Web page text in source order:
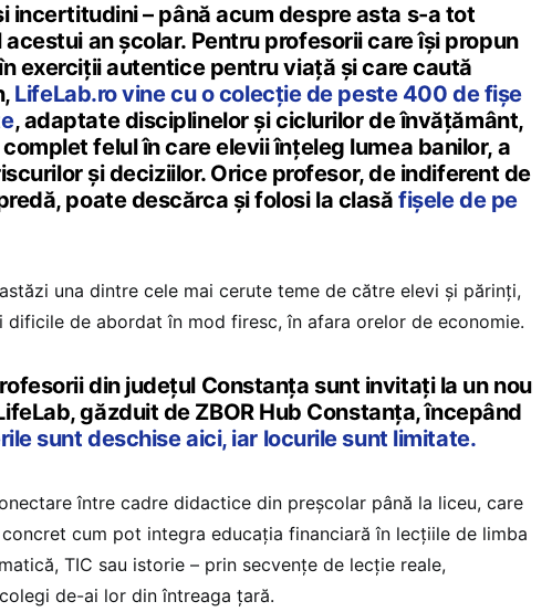
incertitudini – până acum despre asta s-a tot
an școlar. Pentru profesorii care își propun
exerciții autentice pentru viață și care caută
LifeLab.ro vine cu o colecție de peste 400 de fișe
, adaptate disciplinelor și ciclurilor de învățământ,
felul în care elevii înțeleg lumea banilor, a
și deciziilor. Orice profesor, de indiferent de
poate descărca și folosi la clasăfișele de pe
una dintre cele mai cerute teme de către elevi și părinți,
dificile de abordat în mod firesc, în afara orelor de economie.
din județul Constanța sunt invitați la un nou
găzduit de ZBOR Hub Constanța, începând
sunt deschise aici, iar locurile sunt limitate.
între cadre didactice din preșcolar până la liceu, care
cum pot integra educația financiară în lecțiile de limba
TIC sau istorie – prin secvențe de lecție reale,
de-ai lor din întreaga țară.